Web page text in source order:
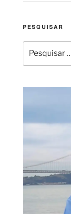
PESQUISAR
por: